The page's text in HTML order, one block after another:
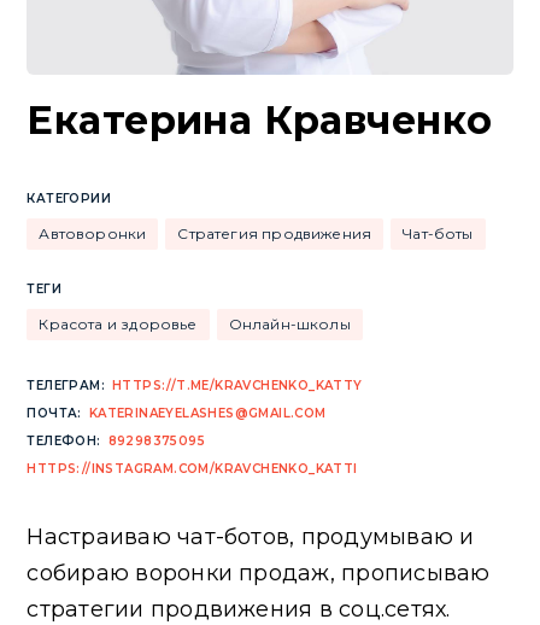
Екатерина Кравченко
КАТЕГОРИИ
Автоворонки Стратегия продвижения Чат-боты
ТЕГИ
Красота и здоровье Онлайн-школы
ТЕЛЕГРАМ:
HTTPS://T.ME/KRAVCHENKO_KATTY
ПОЧТА:
KATERINAEYELASHES@GMAIL.COM
ТЕЛЕФОН:
89298375095
HTTPS://INSTAGRAM.COM/KRAVCHENKO_KATTI
Настраиваю чат-ботов, продумываю и
собираю воронки продаж, прописываю
стратегии продвижения в соц.сетях.